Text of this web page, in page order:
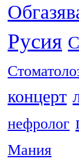
Русия
концерт
нефролог
Мания